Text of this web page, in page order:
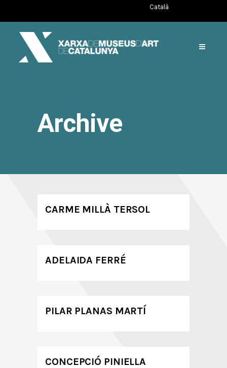
Català
Archive
CARME MILLÀ TERSOL
ADELAIDA FERRÉ
PILAR PLANAS MARTÍ
CONCEPCIÓ PINIELLA